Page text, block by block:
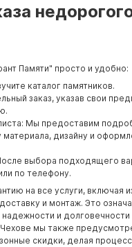
Памяти" просто и удобно:
каталог памятников.
заказ, указав свои
Мы предоставим
материала, дизайну и
выбора подходящего
по телефону.
на все услуги, включая
и монтаж. Это
и долговечности
мы также
скидки, делая